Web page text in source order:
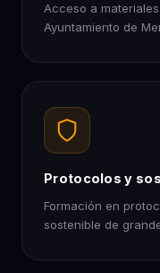
Acceso a
Ayuntamiento de
Protocolos y
Formación en
sostenible de